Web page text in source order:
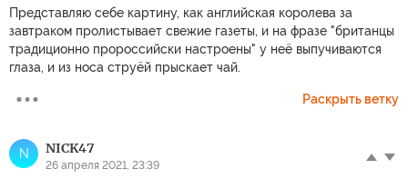
Представляю себе картину, как английская королева за
завтраком пролистывает свежие газеты, и на фразе "британцы
традиционно пророссийски настроены" у неё выпучиваются
глаза, и из носа струёй прыскает чай.
Раскрыть ветку
N NICK47
26 апреля 2021, 23:39